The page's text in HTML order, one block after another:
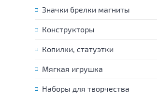
Значки брелки магниты
Конструкторы
Копилки, статуэтки
Мягкая игрушка
Наборы для творчества
87301 Код: 87302